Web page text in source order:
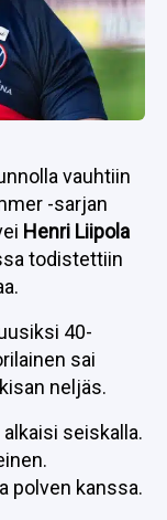
vauhtiin
-sarjan
Henri Liipola
todistettiin
40-
sai
neljäs.
seiskalla.
polven kanssa.